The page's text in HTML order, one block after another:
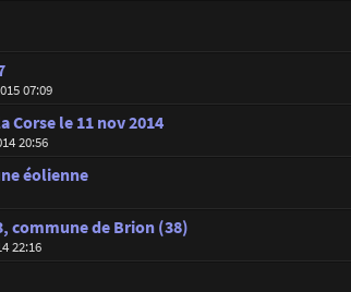
07:09
Corse le 11 nov 2014
20:56
éolienne
commune de Brion (38)
22:16